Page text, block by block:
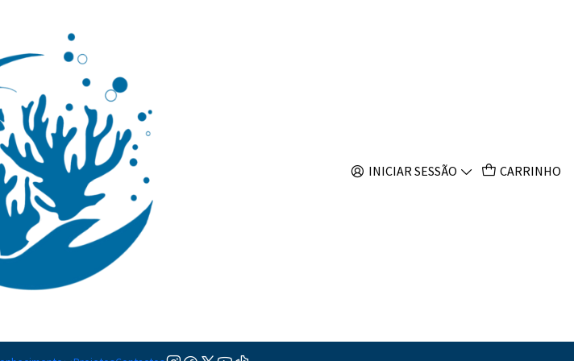
INICIAR SESSÃO CARRINHO